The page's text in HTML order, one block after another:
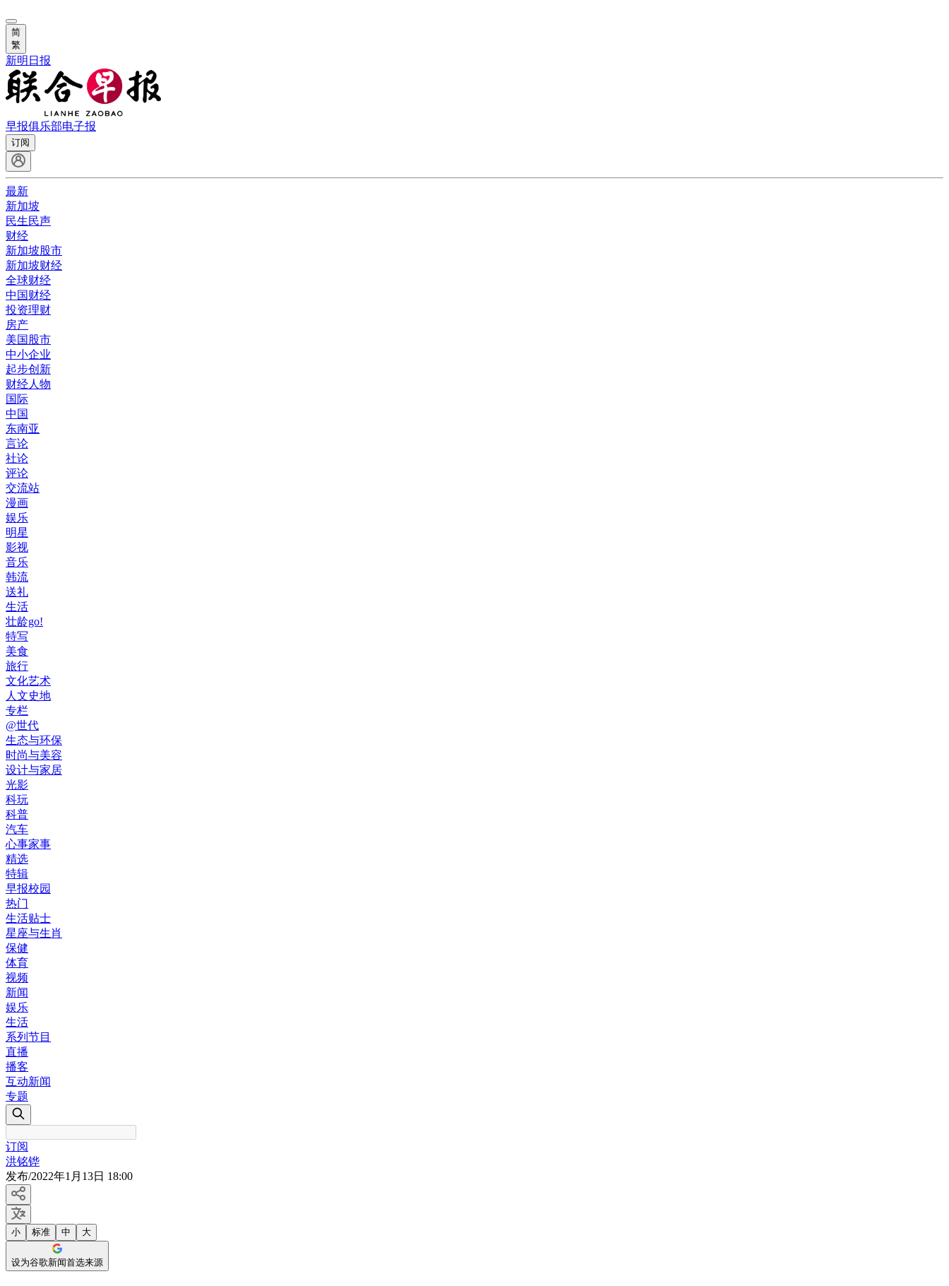
简
繁
新明日报
早报俱乐部电子报
订阅
最新
新加坡
民生民声
财经
新加坡股市
新加坡财经
全球财经
中国财经
投资理财
房产
美国股市
中小企业
起步创新
财经人物
国际
中国
东南亚
言论
社论
评论
交流站
漫画
娱乐
明星
影视
音乐
韩流
送礼
生活
壮龄go!
特写
美食
旅行
文化艺术
人文史地
专栏
@世代
生态与环保
时尚与美容
设计与家居
光影
科玩
科普
汽车
心事家事
精选
特辑
早报校园
热门
生活贴士
星座与生肖
保健
体育
视频
新闻
娱乐
生活
系列节目
直播
播客
互动新闻
专题
订阅
洪铭铧
发布/2022年1月13日 18:00
小 标准 中 大
设为谷歌新闻首选来源